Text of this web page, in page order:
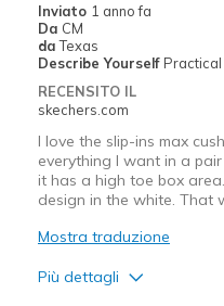
Inviato 1 anno fa
Da CM
da Texas
Describe Yourself Practical
RECENSITO IL
skechers.com
I love the slip-ins max
everything I want in a
it has a high toe box
design in the white. That
Mostra traduzione
Più dettagli